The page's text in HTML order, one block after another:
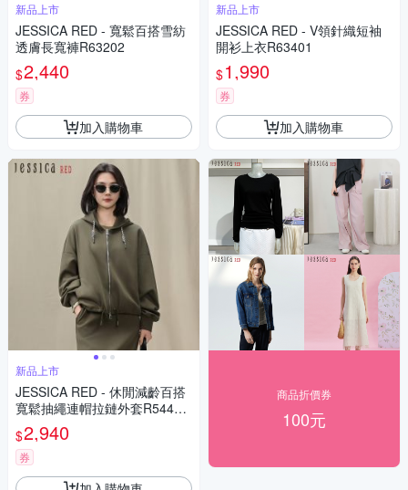
新品上市
JESSICA RED - 寬鬆百搭雪紡
透膚長寬褲R63202
$2,440
券
加入購物車
新品上市
JESSICA RED - 休閒減齡百搭
寬鬆抽繩連帽拉鏈外套R54401
（綠）
$2,940
券
新品上市
JESSICA RED - V領針織短袖
開衫上衣R63401
$1,990
券
加入購物車
商品折價券
100元